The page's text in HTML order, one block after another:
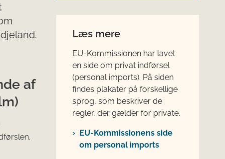
af
Læs mere
EU-Kommissionen har lavet
en side om privat indførsel
(personal imports). På siden
findes plakater på forskellige
sprog, som beskriver de
regler, der gælder for private.
EU-Kommissionens side
om personal imports